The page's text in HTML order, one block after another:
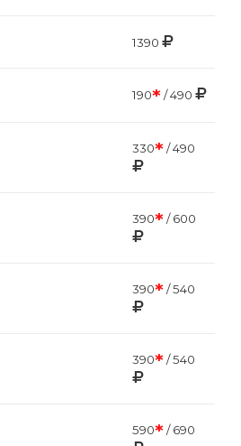
1390
190*/ 490
330*/ 490
390*/ 600
390*/ 540
390*/ 540
590*/ 690